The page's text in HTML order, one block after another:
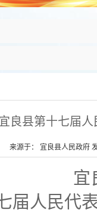
良县第十七届
来源于： 宜良县人民政府
宜
届人民代